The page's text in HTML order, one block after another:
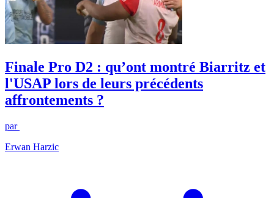
Finale Pro D2 : qu’ont montré Biarritz et
l'USAP lors de leurs précédents
affrontements ?
par
Erwan Harzic